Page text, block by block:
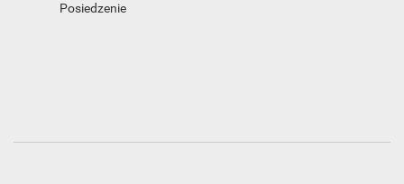
Posiedzenie